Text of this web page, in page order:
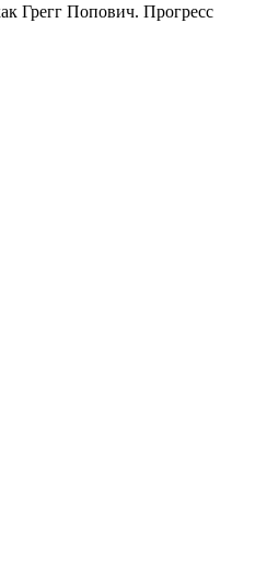
Грегг Попович. Прогресс